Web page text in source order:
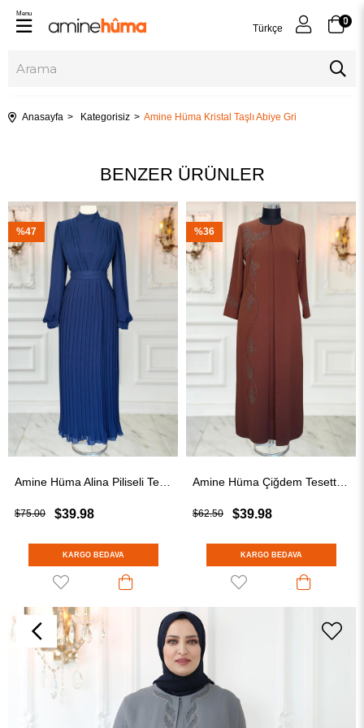
Türkçe
0
Menu
Anasayfa Kategorisiz Amine Hüma Kristal Taşlı Abiye Gri
BENZER ÜRÜNLER
$39.98
$75.00
KARGO BEDAVA
%47
$39.98
$62.50
KARGO BEDAVA
%36